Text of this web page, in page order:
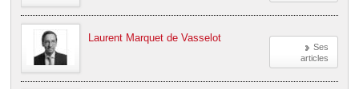
Ses
articles
Laurent Marquet de Vasselot